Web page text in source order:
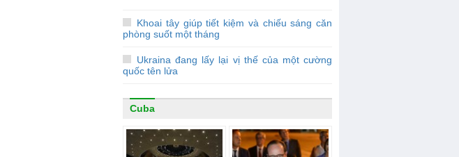
Khoai tây giúp tiết kiệm và chiếu sáng căn
phòng suốt một tháng
Ukraina đang lấy lại vị thế của một cường
quốc tên lửa
Cuba